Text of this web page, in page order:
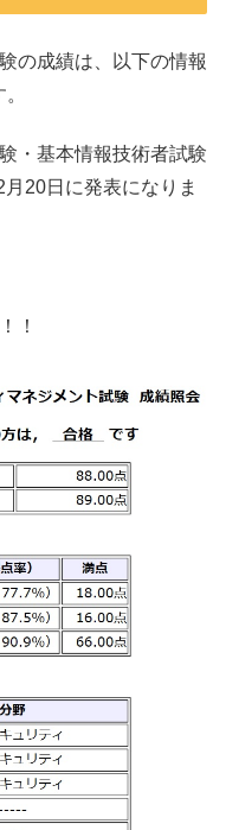
の成績は、以下の情報
・基本情報技術者試験
20日に発表になりま
！